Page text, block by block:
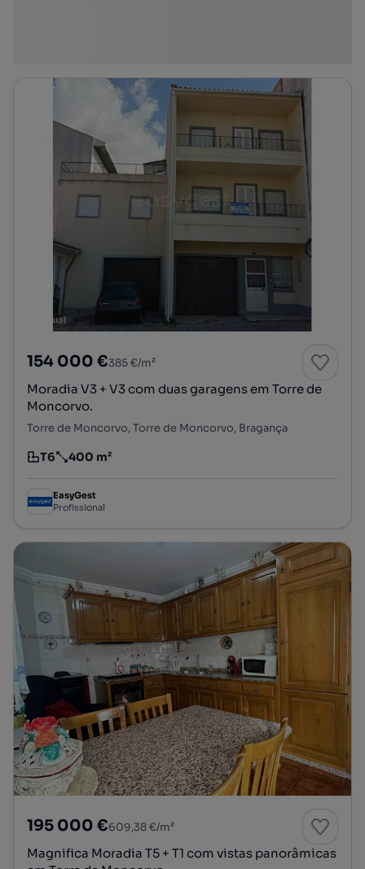
154 000 €385 €/m²
Moradia V3 + V3 com duas garagens em Torre de
Moncorvo.
Torre de Moncorvo, Torre de Moncorvo, Bragança
Tipologia
T6
Preço por metro quadrado
400 m²
EasyGest
Profissional
195 000 €609,38 €/m²
Magnifica Moradia T5 + T1 com vistas panorâmicas